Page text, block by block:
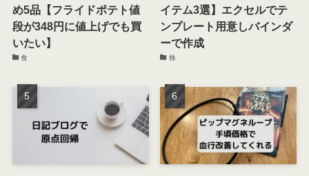
め5品【フライドポテト値
段が348円に値上げでも買
いたい】
食
イテム3選】エクセルでテ
ンプレート用意しバインダ
ーで作成
株